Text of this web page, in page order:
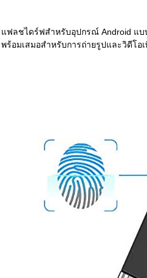
แฟลชไดร์ฟสำหรับอุปกรณ์ Android แ
พร้อมเสมอสำหรับการถ่ายรูปและวิดีโอ